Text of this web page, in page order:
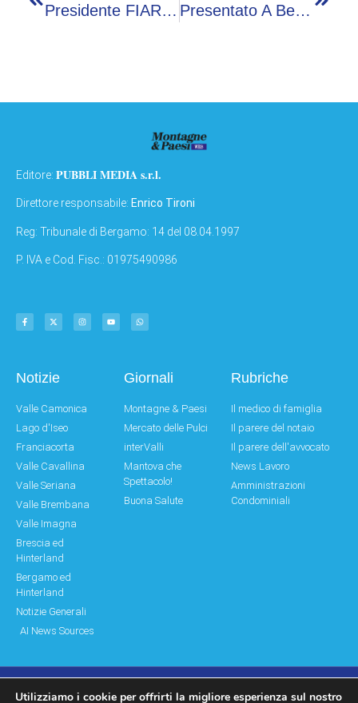
Presidente FIARC Bergamo Roberto Nespoli Eletto Nella Presidenza Nazionale A Roma Presentato A Bergamo Il Nuovo Volume Del Museo Delle Storie Con Garibaldi, Oggetti E Storie Dei Volontari Della Città Dei Mille
Editore: PUBBLI MEDIA s.r.l.
Direttore responsabile: Enrico Tironi
Reg: Tribunale di Bergamo: 14 del 08.04.1997
P. IVA e Cod. Fisc.: 01975490986
Notizie
Valle Camonica
Lago d'Iseo
Franciacorta
Valle Cavallina
Valle Seriana
Valle Brembana
Valle Imagna
Brescia ed
Hinterland
Bergamo ed
Hinterland
Notizie Generali
AI News Sources
Giornali
Montagne & Paesi
Mercato delle Pulci
interValli
Mantova che
Spettacolo!
Buona Salute
Rubriche
Il medico di famiglia
Il parere del notaio
Il parere dell'avvocato
News Lavoro
Amministrazioni
Condominiali
© Copyright 2011 – 2026 Montagne & Paesi
Utilizziamo i cookie per offrirti la migliore esperienza sul nostro